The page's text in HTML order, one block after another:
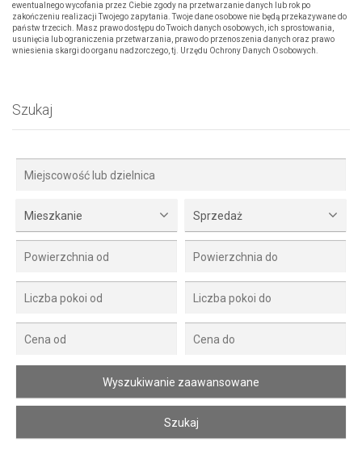
ewentualnego wycofania przez Ciebie zgody na przetwarzanie danych lub rok po
zakończeniu realizacji Twojego zapytania. Twoje dane osobowe nie będą przekazywane do
państw trzecich. Masz prawo dostępu do Twoich danych osobowych, ich sprostowania,
usunięcia lub ograniczenia przetwarzania, prawo do przenoszenia danych oraz prawo
wniesienia skargi do organu nadzorczego, tj. Urzędu Ochrony Danych Osobowych.
Szukaj
Mieszkanie Sprzedaż